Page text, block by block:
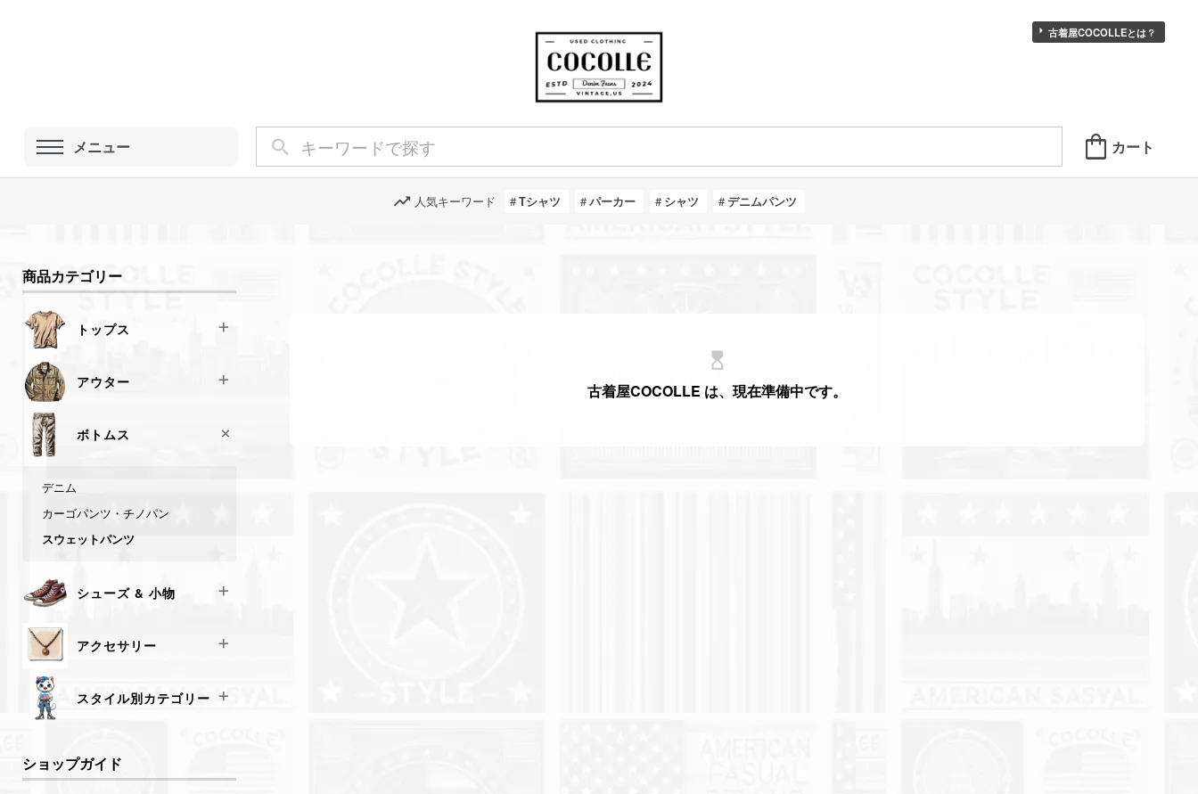
古着屋COCOLLEとは？
メニュー
人気キーワード Tシャツ パーカー シャツ デニムパンツ
商品カテゴリー
トップス
Tシャツ
スウェット
シャツ
アウター
デニムジャケット
レザージャケット
ボトムス
デニム
カーゴパンツ・チノパン
スウェットパンツ
シューズ & 小物
スニーカー
キャップ & 帽子
バッグ
アクセサリー
ネックレス
ブレスレット
ウォレットチェーン
スタイル別カテゴリー
ンピオン・ラルフローレン）
ヴィンテージ感強め（80s・90s・
ショップガイド
hourglass_top
古着屋COCOLLE は、現在準備中です。